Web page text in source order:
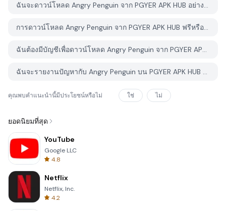
ฉันจะดาวน์โหลด Angry Penguin จาก PGYER APK HUB อย่างไร?
การดาวน์โหลด Angry Penguin จาก PGYER APK HUB ฟรีหรือไม่?
ฉันต้องมีบัญชีเพื่อดาวน์โหลด Angry Penguin จาก PGYER APK HUB หรือไม่?
ฉันจะรายงานปัญหากับ Angry Penguin บน PGYER APK HUB ได้อย่างไร?
คุณพบคำแนะนำนี้มีประโยชน์หรือไม่ ใช่ ไม่
ยอดนิยมที่สุด
YouTube
Google LLC
4.8
Netflix
Netflix, Inc.
4.2